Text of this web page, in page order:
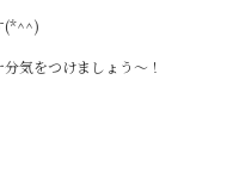
(*^^)
気をつけましょう～！